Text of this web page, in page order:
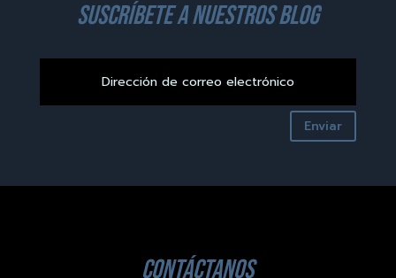
suscríbete a nuestros blog
Enviar
contáctanos